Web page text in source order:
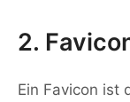
2.
Ein Favicon ist